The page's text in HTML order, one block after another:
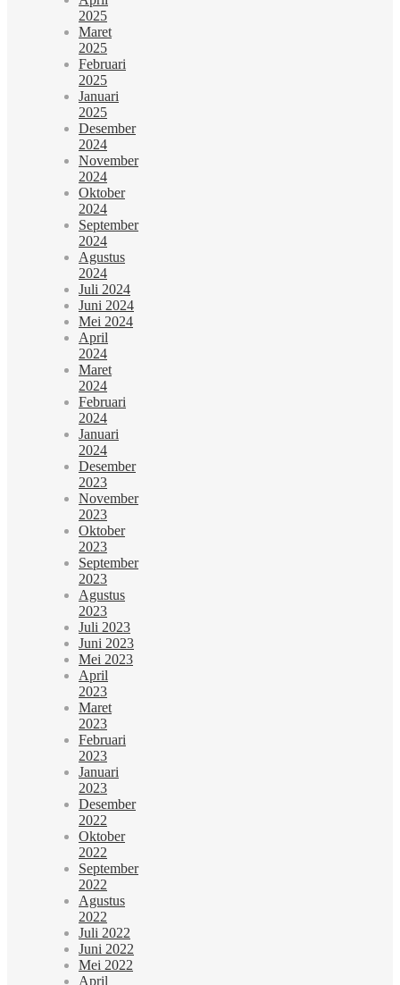
2025
Maret
2025
Februari
2025
Januari
2025
Desember
2024
November
2024
Oktober
2024
September
2024
Agustus
2024
Juli 2024
Juni 2024
Mei 2024
April
2024
Maret
2024
Februari
2024
Januari
2024
Desember
2023
November
2023
Oktober
2023
September
2023
Agustus
2023
Juli 2023
Juni 2023
Mei 2023
April
2023
Maret
2023
Februari
2023
Januari
2023
Desember
2022
Oktober
2022
September
2022
Agustus
2022
Juli 2022
Juni 2022
Mei 2022
April